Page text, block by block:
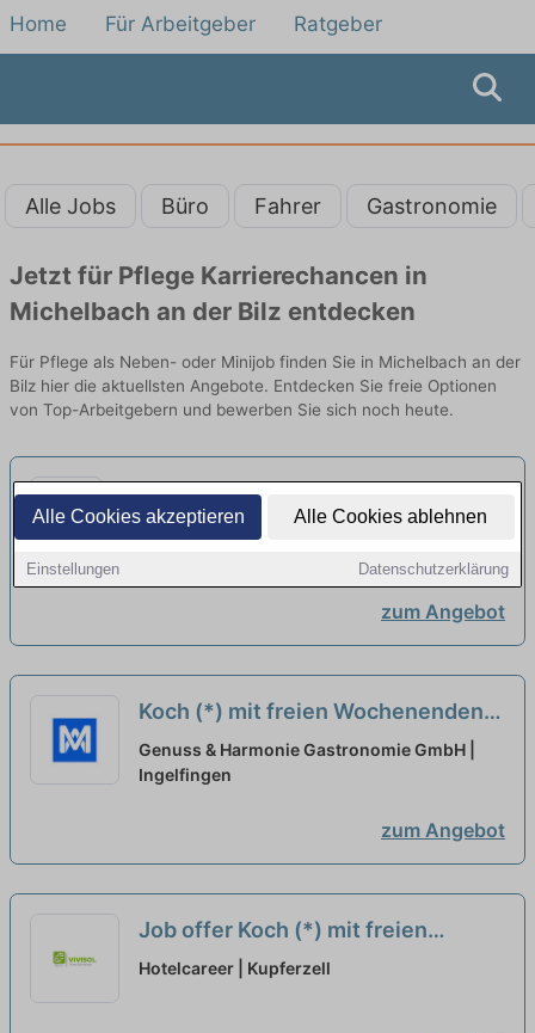
Alle Cookies akzeptieren Alle Cookies ablehnen
Einstellungen Datenschutzerklärung
Home Für Arbeitgeber Ratgeber
Alle Jobs Büro Fahrer Gastronomie
Jetzt für Pflege Karrierechancen in
Michelbach an der Bilz entdecken
Für Pflege als Neben- oder Minijob finden Sie in Michelbach an der
Bilz hier die aktuellsten Angebote. Entdecken Sie freie Optionen
von Top-Arbeitgebern und bewerben Sie sich noch heute.
Koch (*) mit freien Wochenenden
neu
Genuss & Harmonie Gastronomie GmbH |
zum Angebot
Koch (*) mit freien Wochenenden
neu
Genuss & Harmonie Gastronomie GmbH |
Ingelfingen
zum Angebot
Job offer Koch (*) mit freien
Wochenenden in Kupferzell at
Hotelcareer | Kupferzell